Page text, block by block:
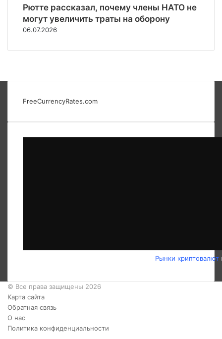
Рютте рассказал, почему члены НАТО не
могут увеличить траты на оборону
06.07.2026
FreeCurrencyRates.com
Рынки криптовалют
© Все права защищены 2026
Карта сайта
Обратная связь
О нас
Политика конфиденциальности